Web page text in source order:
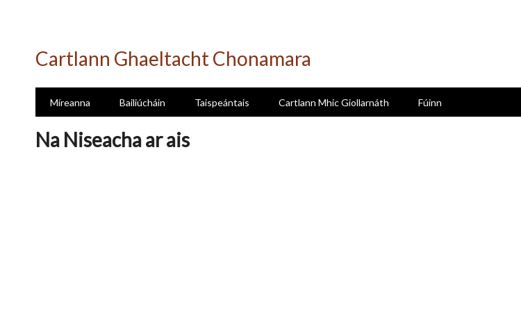
Cartlann Ghaeltacht Chonamara
Míreanna Bailiúcháin Taispeántais Cartlann Mhic Giollarnáth Fúinn
Na Niseacha ar ais